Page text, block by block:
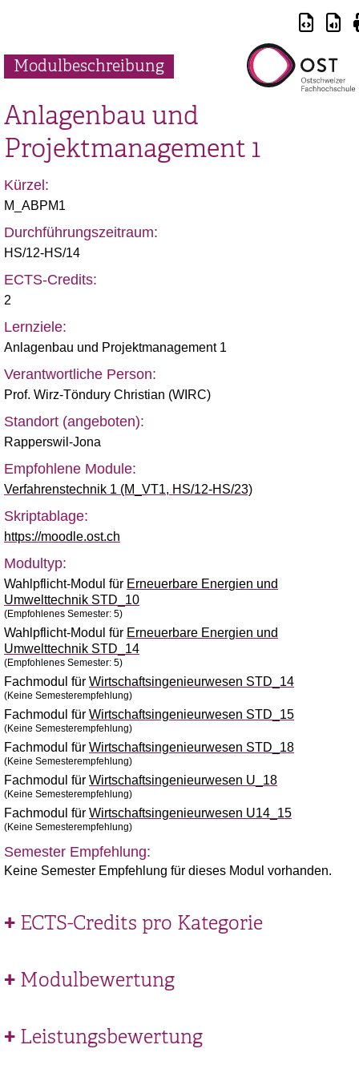
Modulbeschreibung
Anlagenbau und
Projektmanagement 1
Kürzel:
M_ABPM1
Durchführungszeitraum:
HS/12-HS/14
ECTS-Credits:
2
Lernziele:
Anlagenbau und Projektmanagement 1
Verantwortliche Person:
Prof. Wirz-Töndury Christian (WIRC)
Standort (angeboten):
Rapperswil-Jona
Empfohlene Module:
Verfahrenstechnik 1 (M_VT1, HS/12-HS/23)
Skriptablage:
https://moodle.ost.ch
Modultyp:
Wahlpflicht-Modul für Erneuerbare Energien und
Umwelttechnik STD_10
(Empfohlenes Semester: 5)
Wahlpflicht-Modul für Erneuerbare Energien und
Umwelttechnik STD_14
(Empfohlenes Semester: 5)
Fachmodul für Wirtschaftsingenieurwesen STD_14
(Keine Semesterempfehlung)
Fachmodul für Wirtschaftsingenieurwesen STD_15
(Keine Semesterempfehlung)
Fachmodul für Wirtschaftsingenieurwesen STD_18
(Keine Semesterempfehlung)
Fachmodul für Wirtschaftsingenieurwesen U_18
(Keine Semesterempfehlung)
Fachmodul für Wirtschaftsingenieurwesen U14_15
(Keine Semesterempfehlung)
Semester Empfehlung:
Keine Semester Empfehlung für dieses Modul vorhanden.
ECTS-Credits pro Kategorie
Modulbewertung
Leistungsbewertung